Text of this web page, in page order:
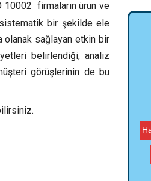
10002 firmaların ürün ve
bir şekilde ele
olanak sağlayan etkin bir
belirlendiği, analiz
görüşlerinin de bu